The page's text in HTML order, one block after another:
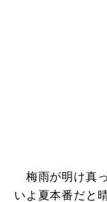
梅雨が明け真
いよ夏本番だと